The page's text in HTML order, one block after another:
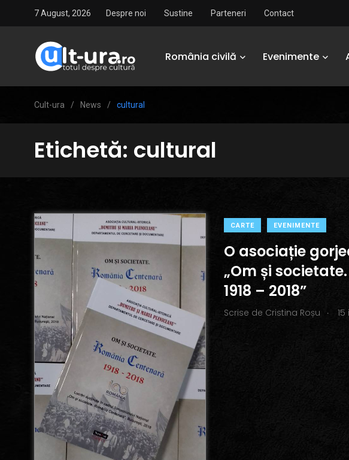
7 August, 2026 Despre noi Sustine Parteneri Contact
România civilă Evenimente
Cult-ura / News / cultural
Etichetă: cultural
CARTE EVENIMENTE
O asociație
„Om și
1918 – 2018”
Scrise de Cristina Roșu . 15